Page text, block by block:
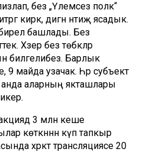
без „Үлемсез полк“
кирәк, дигән нәтиҗә ясадык.
башлады. Без
Хәзер без төбәкләр
билгелибез. Барлык
9 майда узачак. Һәр субъект
анда аларның якташлары
3 млн кеше
көткәннән күп тапкыр
хәрәкәт трансляциясе 20